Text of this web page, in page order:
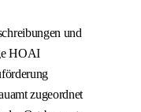
und
HOAI
zugeordnet